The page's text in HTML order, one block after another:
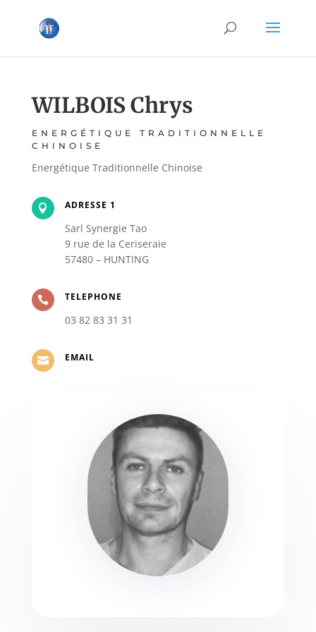
WILBOIS Chrys
ENERGÉTIQUE TRADITIONNELLE
CHINOISE
Energétique Traditionnelle Chinoise
 ADRESSE 1
Sarl Synergie Tao
9 rue de la Ceriseraie
57480 – HUNTING
 TELEPHONE
03 82 83 31 31
 EMAIL